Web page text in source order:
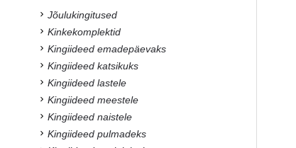
Jõulukingitused
Kinkekomplektid
Kingiideed emadepäevaks
Kingiideed katsikuks
Kingiideed lastele
Kingiideed meestele
Kingiideed naistele
Kingiideed pulmadeks